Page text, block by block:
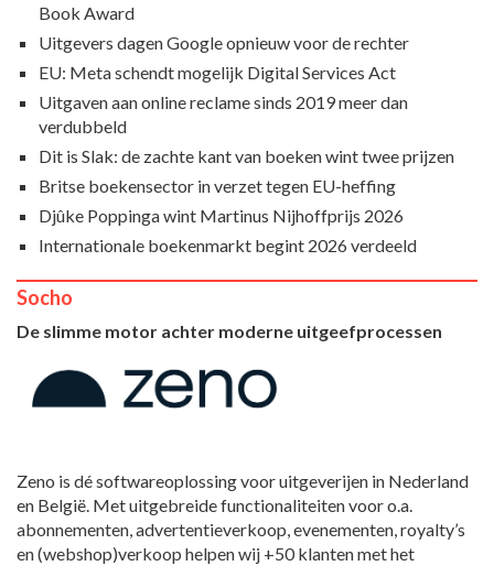
Book Award
Uitgevers dagen Google opnieuw voor de rechter
EU: Meta schendt mogelijk Digital Services Act
Uitgaven aan online reclame sinds 2019 meer dan
verdubbeld
Dit is Slak: de zachte kant van boeken wint twee prijzen
Britse boekensector in verzet tegen EU-heffing
Djûke Poppinga wint Martinus Nijhoffprijs 2026
Internationale boekenmarkt begint 2026 verdeeld
Socho
De slimme motor achter moderne uitgeefprocessen
Zeno is dé softwareoplossing voor uitgeverijen in Nederland
en België. Met uitgebreide functionaliteiten voor o.a.
abonnementen, advertentieverkoop, evenementen, royalty’s
en (webshop)verkoop helpen wij +50 klanten met het